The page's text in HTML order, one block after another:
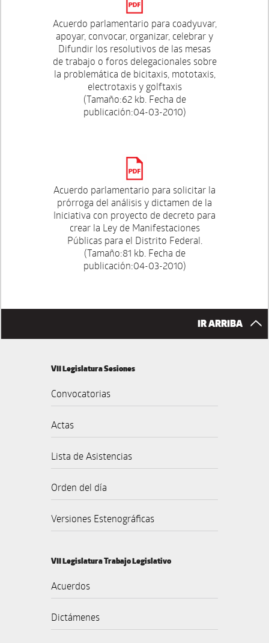
Acuerdo parlamentario para coadyuvar,
apoyar, convocar, organizar, celebrar y
Difundir los resolutivos de las mesas
de trabajo o foros delegacionales sobre
la problemática de bicitaxis, mototaxis,
electrotaxis y golftaxis
(Tamaño:62 kb. Fecha de
publicación:04-03-2010)
Acuerdo parlamentario para solicitar la
prórroga del análisis y dictamen de la
Iniciativa con proyecto de decreto para
crear la Ley de Manifestaciones
Públicas para el Distrito Federal.
(Tamaño:81 kb. Fecha de
publicación:04-03-2010)
IR ARRIBA
VII Legislatura Sesiones
Convocatorias
Actas
Lista de Asistencias
Orden del día
Versiones Estenográficas
VII Legislatura Trabajo Legislativo
Acuerdos
Dictámenes